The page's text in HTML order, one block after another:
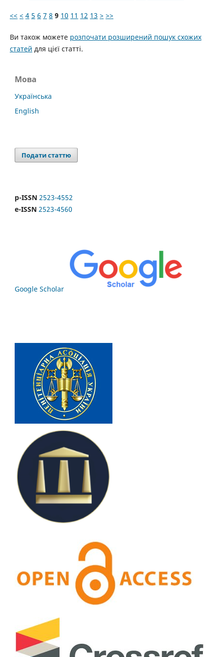
<< < 4 5 6 7 8 9 10 11 12 13 > >>
Ви також можете розпочати розширений пошук схожих
статей для цієї статті.
Мова
Українська
English
Подати статтю
p-ISSN 2523-4552
e-ISSN 2523-4560
Google Scholar